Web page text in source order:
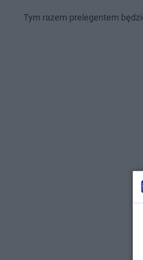
Tym razem prelegentem